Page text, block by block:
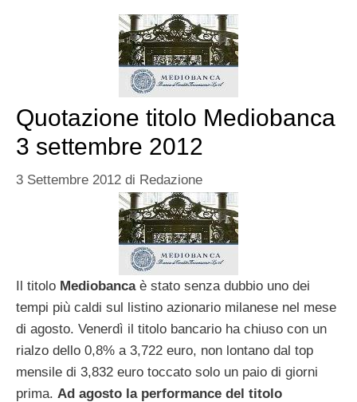
Quotazione titolo Mediobanca
3 settembre 2012
3 Settembre 2012 di Redazione
Il titolo Mediobancaè stato senza dubbio uno dei
tempi più caldi sul listino azionario milanese nel mese
di agosto. Venerdì il titolo bancario ha chiuso con un
rialzo dello 0,8% a 3,722 euro, non lontano dal top
mensile di 3,832 euro toccato solo un paio di giorni
prima. Ad agosto la performance del titolo